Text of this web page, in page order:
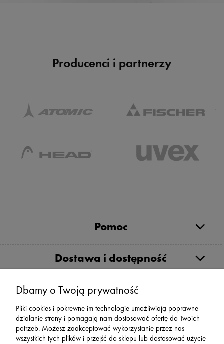
Producenci i partnerzy
Pomoc
Dostawa i dostępność
Moje konto
Serwis
Dbamy o Twoją prywatność
Pliki cookies i pokrewne im technologie umożliwiają poprawne
działanie strony i pomagają nam dostosować ofertę do Twoich
potrzeb. Możesz zaakceptować wykorzystanie przez nas
wszystkich tych plików i przejść do sklepu lub dostosować użycie